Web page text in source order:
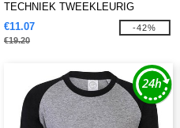
TECHNIEK TWEEKLEURIG
€11.07
€19.20
-42%